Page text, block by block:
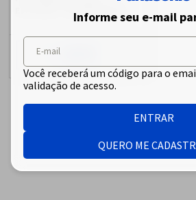
Informe seu e-mail
E-mail
Você receberá um código para o
validação de acesso.
ENTRAR
QUERO ME
Escovado - NR-BB71PVFX